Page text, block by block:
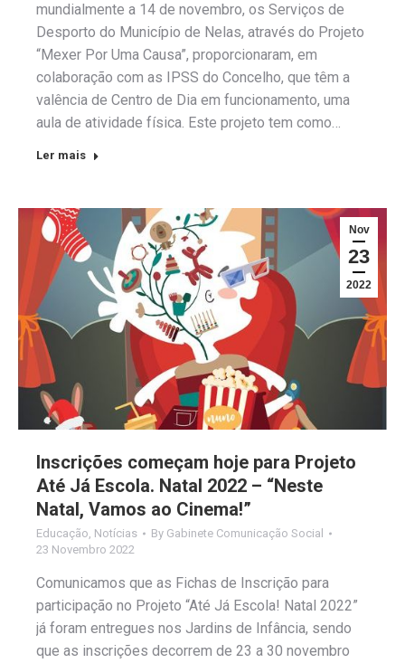
mundialmente a 14 de novembro, os Serviços de
Desporto do Município de Nelas, através do Projeto
“Mexer Por Uma Causa”, proporcionaram, em
colaboração com as IPSS do Concelho, que têm a
valência de Centro de Dia em funcionamento, uma
aula de atividade física. Este projeto tem como…
Ler mais
Nov
23
2022
Inscrições começam hoje para Projeto
Até Já Escola. Natal 2022 – “Neste
Natal, Vamos ao Cinema!”
Educação Notícias By Gabinete Comunicação Social
23 Novembro 2022
Comunicamos que as Fichas de Inscrição para
participação no Projeto “Até Já Escola! Natal 2022”
já foram entregues nos Jardins de Infância, sendo
que as inscrições decorrem de 23 a 30 novembro